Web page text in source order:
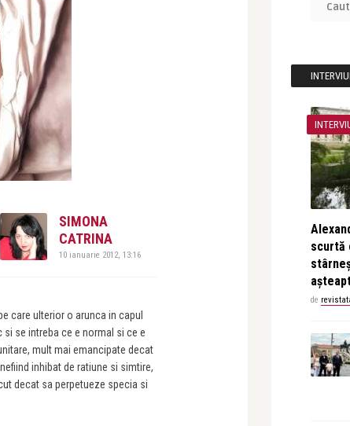
SIMONA
CATRINA
10 ianuarie 2012, 13:16
care ulterior o arunca in capul
se intreba ce e normal si ce e
mult mai emancipate decat
inhibat de ratiune si simtire,
decat sa perpetueze specia si
scurtă
de